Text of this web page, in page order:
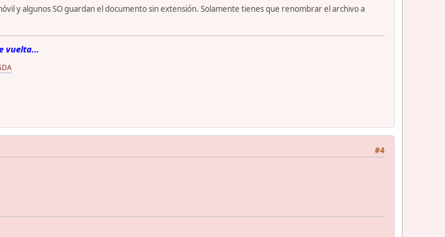
y algunos SO guardan el documento sin extensión. Solamente tienes que renombrar el archivo a
vuelta...
#4